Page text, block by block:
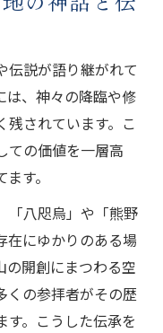
伝説が語り継がれて
は、神々の降臨や修
残されています。こ
ての価値を一層高
す。
「八咫烏」や「熊野
在にゆかりのある場
の開創にまつわる空
くの参拝者がその歴
す。こうした伝承を